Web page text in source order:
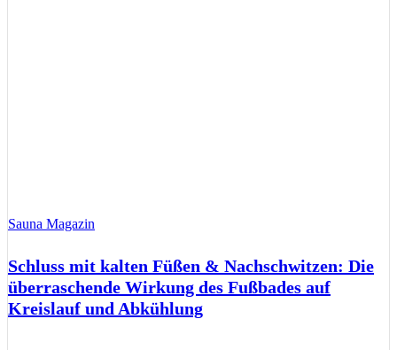
Sauna Magazin
Schluss mit kalten Füßen & Nachschwitzen: Die
überraschende Wirkung des Fußbades auf
Kreislauf und Abkühlung